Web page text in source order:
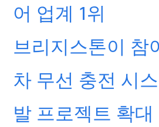
어 업계 1위
브리지스톤이 참
차 무선 충전 시
발 프로젝트 확대